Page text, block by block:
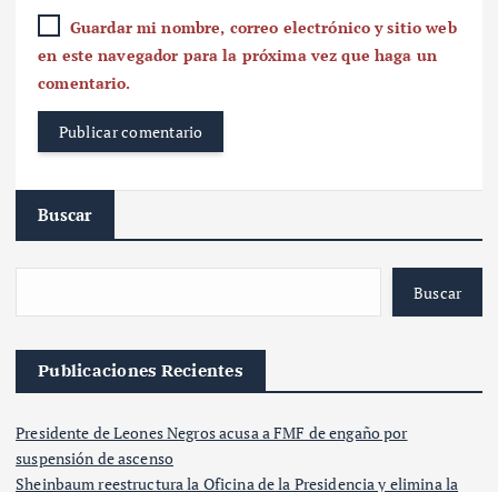
Guardar mi nombre, correo electrónico y sitio web
en este navegador para la próxima vez que haga un
comentario.
Buscar
Buscar
Publicaciones Recientes
Presidente de Leones Negros acusa a FMF de engaño por
suspensión de ascenso
Sheinbaum reestructura la Oficina de la Presidencia y elimina la